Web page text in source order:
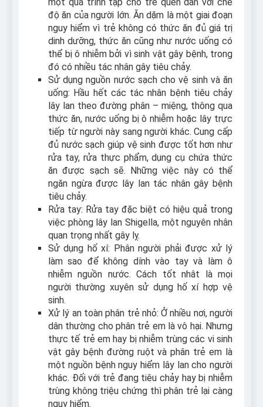
độ ăn của người lớn. Ăn dặm là một giai đoạn
nguy hiểm vì trẻ không có thức ăn đủ giá trị
dinh dưỡng, thức ăn cũng như nước uống có
thể bị ô nhiễm bởi vì sinh vật gây bệnh, trong
đó có nhiều tác nhân gây tiêu chảy.
Sử dụng nguồn nước sạch cho vệ sinh và ăn
uống: Hầu hết các tác nhân bệnh tiêu chảy
lây lan theo đường phân – miệng, thông qua
thức ăn, nước uống bị ô nhiễm hoặc lây trực
tiếp từ người này sang người khác. Cung cấp
đủ nước sạch giúp vệ sinh được tốt hơn như
rửa tay, rửa thực phẩm, dụng cụ chứa thức
ăn được sạch sẽ. Những việc này có thể
ngăn ngừa được lây lan tác nhân gây bệnh
tiêu chảy.
Rửa tay: Rửa tay đặc biệt có hiệu quả trong
việc phòng lây lan Shigella, một nguyên nhân
quan trọng nhất gây lỵ.
Sử dụng hố xí: Phân người phải được xử lý
làm sao để không dính vào tay và làm ô
nhiễm nguồn nước. Cách tốt nhât là mọi
người thường xuyên sử dụng hố xí hợp vệ
sinh.
Xử lý an toàn phân trẻ nhỏ: Ở nhiều nơi, người
dân thường cho phân trẻ em là vô hại. Nhưng
thực tế trẻ em hay bị nhiễm trùng các vi sinh
vật gây bệnh đường ruột và phân trẻ em là
một nguồn bệnh nguy hiểm lây lan cho người
khác. Đối với trẻ đang tiêu chảy hay bị nhiễm
trùng không triệu chứng thì phân trẻ lại càng
nguy hiểm.